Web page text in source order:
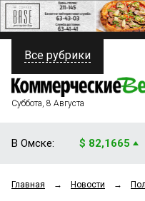
ПОЛИТИКА
ФИНАНСЫ
ОБЩЕСТВО
Все рубрики
Суббота, 8 Августа
В Омске: $ 82,1665
Главная → Новости →